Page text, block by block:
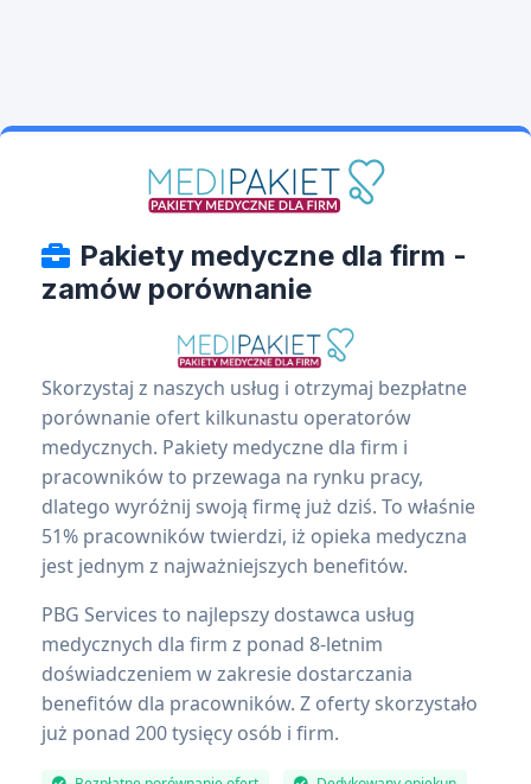
Pakiety medyczne dla firm -
zamów porównanie
Skorzystaj z naszych usług i otrzymaj bezpłatne
porównanie ofert kilkunastu operatorów
medycznych. Pakiety medyczne dla firm i
pracowników to przewaga na rynku pracy,
dlatego wyróżnij swoją firmę już dziś. To właśnie
51% pracowników twierdzi, iż opieka medyczna
jest jednym z najważniejszych benefitów.
PBG Services to najlepszy dostawca usług
medycznych dla firm z ponad 8-letnim
doświadczeniem w zakresie dostarczania
benefitów dla pracowników. Z oferty skorzystało
już ponad 200 tysięcy osób i firm.